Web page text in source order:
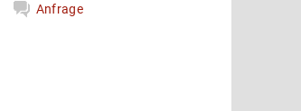
Anfrage